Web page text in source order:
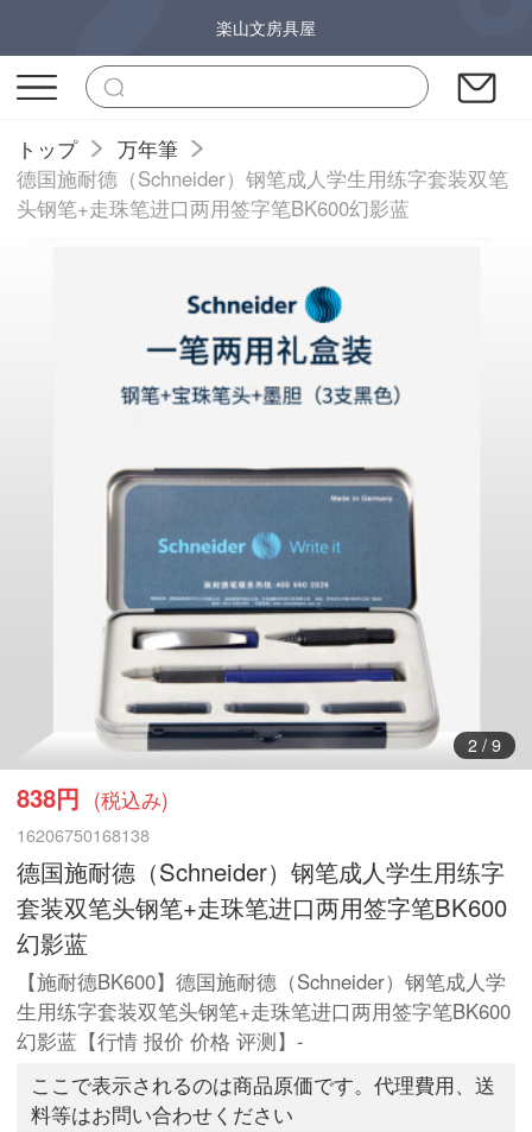
楽山文房具屋
トップ
万年筆
德国施耐德（Schneider）钢笔成人学生用练字套装双笔
头钢笔+走珠笔进口两用签字笔BK600幻影蓝
2/ 9
838円 (税込み)
16206750168138
德国施耐德（Schneider）钢笔成人学生用练字
套装双笔头钢笔+走珠笔进口两用签字笔BK600
幻影蓝
【施耐德BK600】德国施耐德（Schneider）钢笔成人学
生用练字套装双笔头钢笔+走珠笔进口两用签字笔BK600
幻影蓝【行情 报价 价格 评测】-
ここで表示されるのは商品原価です。代理費用、送
料等はお問い合わせください